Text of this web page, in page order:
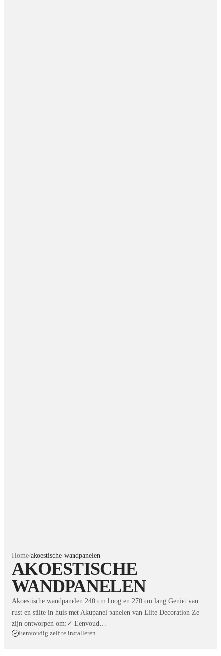
Home/akoestische-wandpanelen
AKOESTISCHE
WANDPANELEN
Akoestische wandpanelen 240 cm hoog en 270 cm lang.Geniet van
rust en stilte in huis met Akupanel panelen van Elite Decoration Ze
zijn ontworpen om:✓ Eenvoud…
Eenvoudig zelf te installeren